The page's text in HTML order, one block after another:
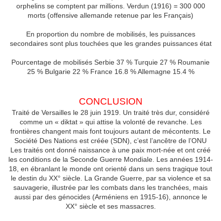
orphelins se comptent par millions. Verdun (1916) = 300 000
morts (offensive allemande retenue par les Français)
En proportion du nombre de mobilisés, les puissances
secondaires sont plus touchées que les grandes puissances état
Pourcentage de mobilisés Serbie 37 % Turquie 27 % Roumanie
25 % Bulgarie 22 % France 16.8 % Allemagne 15.4 %
CONCLUSION
Traité de Versailles le 28 juin 1919. Un traité très dur, considéré
comme un « diktat » qui attise la volonté de revanche. Les
frontières changent mais font toujours autant de mécontents. Le
Société Des Nations est créée (SDN), c’est l’ancêtre de l’ONU
Les traités ont donné naissance à une paix mort-née et ont créé
les conditions de la Seconde Guerre Mondiale. Les années 1914-
18, en ébranlant le monde ont orienté dans un sens tragique tout
le destin du XX° siècle. La Grande Guerre, par sa violence et sa
sauvagerie, illustrée par les combats dans les tranchées, mais
aussi par des génocides (Arméniens en 1915-16), annonce le
XX° siècle et ses massacres.